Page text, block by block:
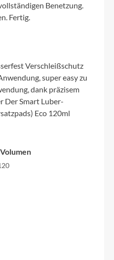
Benetzung.
Fertig.
Verschleißschutz
super easy zu
dank präzisem
Der Smart Luber-
Eco 120ml